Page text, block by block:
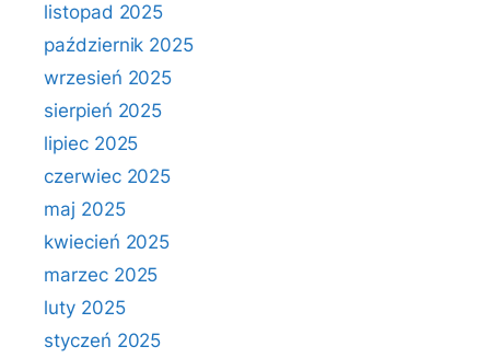
listopad 2025
październik 2025
wrzesień 2025
sierpień 2025
lipiec 2025
czerwiec 2025
maj 2025
kwiecień 2025
marzec 2025
luty 2025
styczeń 2025